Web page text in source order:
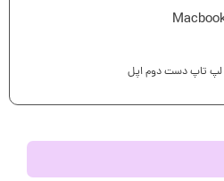
لپ تاپ دست دوم اپل